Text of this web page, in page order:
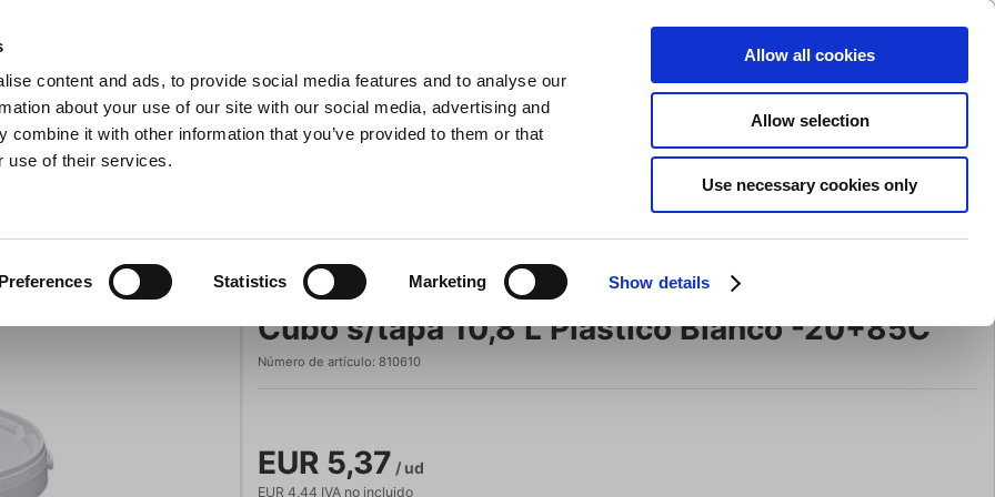
content and ads, to provide social media features and to analyse our
about your use of our site with our social media, advertising and
combine it with other information that you’ve provided to them or that
use of their services.
Preferences Statistics Marketing Show details
Allow all cookies
Allow selection
Use necessary cookies only
Buscar
ENTRAR
Carrito de compras (0)
Ollas y sartenes Para la mesa Marca
Oferta
Cubo s/tapa 10,8 L Plástico Blanco -20+85C
Número de artículo: 810610
EUR 5,37 / ud
EUR 4,44 IVA no incluido